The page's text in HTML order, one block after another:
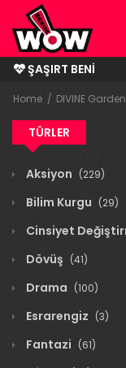
ŞAŞIRT BENI
BITMIŞ
Home DIVINE
TÜRLER
Aksiyon (229)
Bilim Kurgu (29)
Cinsiyet
Dövüş (41)
Drama (100)
Esrarengiz (3)
Fantazi (61)